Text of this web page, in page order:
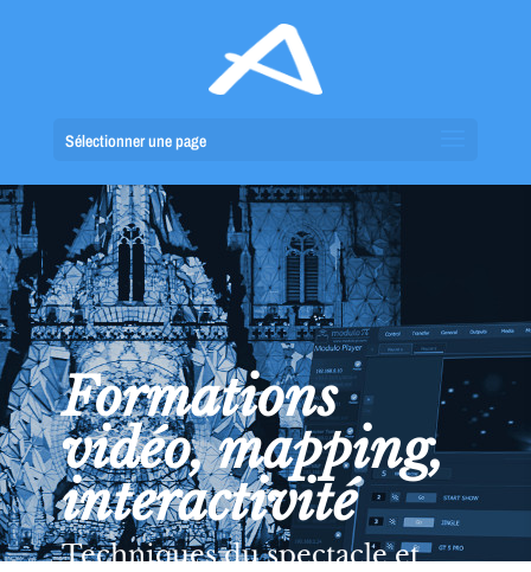
Sélectionner une page
Formations
vidéo, mapping,
interactivité
Techniques du spectacle et